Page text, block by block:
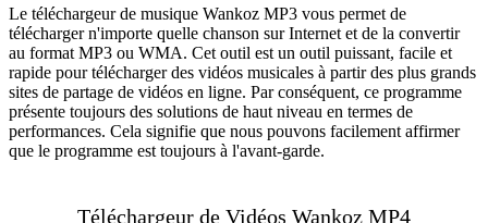
Le téléchargeur de musique Wankoz MP3 vous permet de
télécharger n'importe quelle chanson sur Internet et de la convertir
au format MP3 ou WMA. Cet outil est un outil puissant, facile et
rapide pour télécharger des vidéos musicales à partir des plus grands
sites de partage de vidéos en ligne. Par conséquent, ce programme
présente toujours des solutions de haut niveau en termes de
performances. Cela signifie que nous pouvons facilement affirmer
que le programme est toujours à l'avant-garde.
Téléchargeur de Vidéos Wankoz MP4